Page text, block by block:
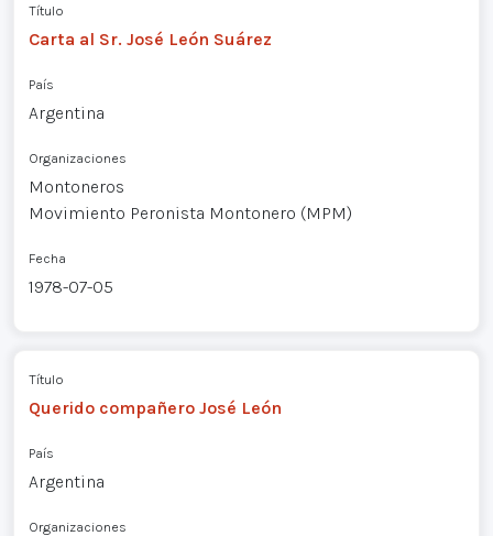
Título
Carta al Sr. José León Suárez
País
Argentina
Organizaciones
Montoneros
Movimiento Peronista Montonero (MPM)
Fecha
1978-07-05
Título
Querido compañero José León
País
Argentina
Organizaciones